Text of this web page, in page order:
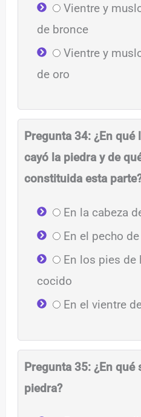
Vientre y
de bronce
Vientre y
de oro
Pregunta 34: ¿En
cayó la piedra y de
constituida esta
En la cabeza
En el pecho
En los pies de
cocido
En el vientre
Pregunta 35: ¿En
piedra?